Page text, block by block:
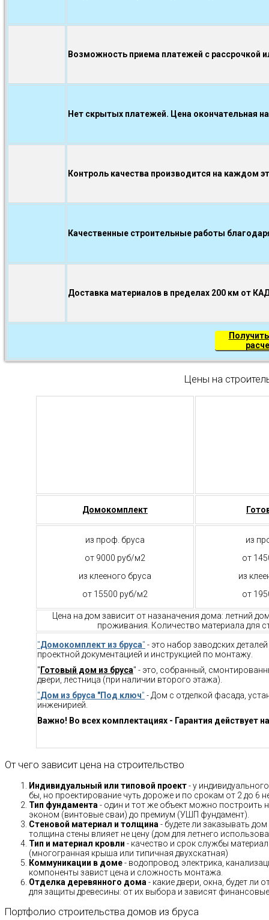
Возможность приема платежей с рассрочкой
Нет скрытых платежей. Цена окончательная
Контроль качества производится на каждом
Качественные строительные работы
Доставка материалов в пределах 200 км от
Цены на
Домокомплект
из проф. бруса
от 9000 руб/м2
из клееного бруса
от 15500 руб/м2
из
от
из
от
Цена на дом зависит от назаначения дома: летний
проживания. Количество материала для
"Домокомплект из бруса" - это набор заводских
проектной документацией и инструкцией по монтажу.
" Готовый дом из бруса" - это, собранный,
двери, лестница (при наличии второго этажа).
"Дом из бруса "Под ключ" - Дом с отделкой фасада,
инженирией.
Важно! Во всех комплектациях - Гарантия действует
От чего зависит цена на строительство
Индивидуальный или типовой проект- у
бы, но проектирование чуть дороже и по срокам от 2 до 6
Тип фундамента - один и тот же объект можно построить
эконом (винтовые сваи) до премиум (УШП фундамент).
Стеновой материал и толщина - будете ли заказывать
толщина стены влияет не цену (дом для летнего
Тип и материал кровли - качество и срок службы
(многогранная крыша или типичная двухскатная)
Коммуникации в доме- водопровод, электрика,
компоненты завист цена и сложность монтажа.
Отделка деревянного дома - какие двери, окна, будет
для защиты древесины: от их выбора и зависят
Портфолио строительства домов из бруса